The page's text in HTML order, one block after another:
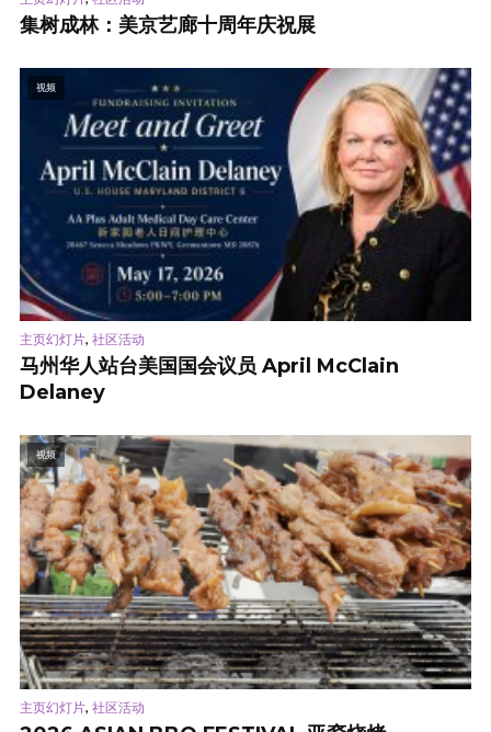
集树成林：美京艺廊十周年庆祝展
视频
主页幻灯片, 社区活动
马州华人站台美国国会议员 April McClain
Delaney
视频
主页幻灯片, 社区活动